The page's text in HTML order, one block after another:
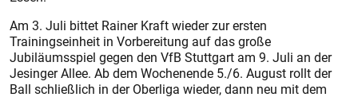
Am 3. Juli bittet Rainer Kraft wieder zur ersten
Trainingseinheit in Vorbereitung auf das große
Jubiläumsspiel gegen den VfB Stuttgart am 9. Juli an der
Jesinger Allee. Ab dem Wochenende 5./6. August rollt der
Ball schließlich in der Oberliga wieder, dann neu mit dem